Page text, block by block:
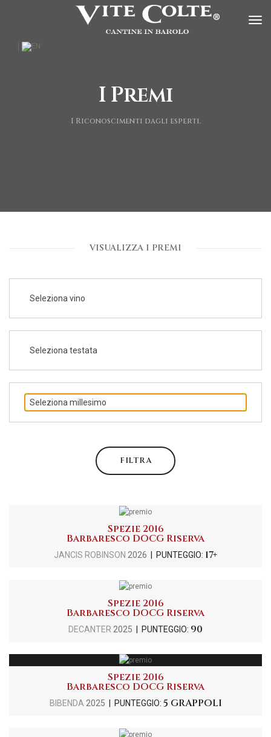
I Premi
I Riconoscimenti dagli esperti.
VISUALIZZA I PREMI
Seleziona vino
Seleziona testata
Seleziona millesimo
FILTRA
Spezie 2016
Barbaresco DOCG Riserva
JANCIS ROBINSON 2026 | PUNTEGGIO: 17+
Spezie 2016
Barbaresco DOCG Riserva
DECANTER 2025 | PUNTEGGIO: 90
Spezie 2016
Barbaresco DOCG Riserva
BIBENDA2025 | PUNTEGGIO: 5 GRAPPOLI